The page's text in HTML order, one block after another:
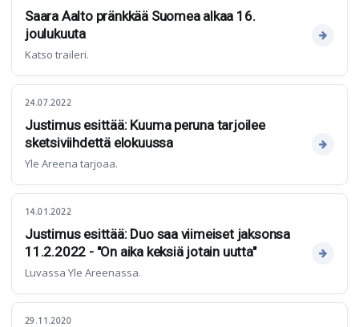
Saara Aalto pränkkää Suomea alkaa 16.
joulukuuta
Katso traileri.
24.07.2022
Justimus esittää: Kuuma peruna tarjoilee
sketsiviihdettä elokuussa
Yle Areena tarjoaa.
14.01.2022
Justimus esittää: Duo saa viimeiset jaksonsa
11.2.2022 - "On aika keksiä jotain uutta"
Luvassa Yle Areenassa.
29.11.2020